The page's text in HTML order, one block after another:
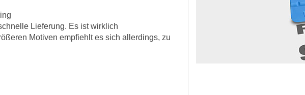
Lieferung. Es ist wirklich
Motiven empfiehlt es sich allerdings, zu